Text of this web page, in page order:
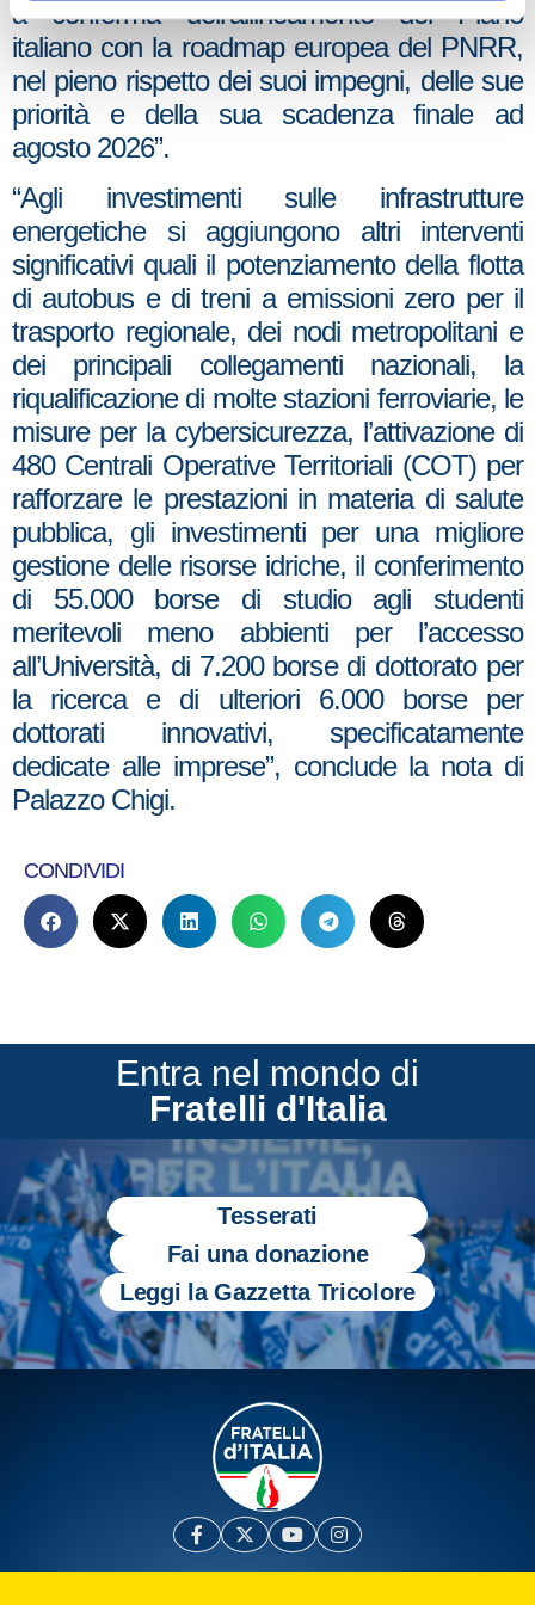
a conferma dell’allineamento del Piano
italiano con la roadmap europea del PNRR,
nel pieno rispetto dei suoi impegni, delle sue
priorità e della sua scadenza finale ad
agosto 2026”.
“Agli investimenti sulle infrastrutture
energetiche si aggiungono altri interventi
significativi quali il potenziamento della flotta
di autobus e di treni a emissioni zero per il
trasporto regionale, dei nodi metropolitani e
dei principali collegamenti nazionali, la
riqualificazione di molte stazioni ferroviarie, le
misure per la cybersicurezza, l’attivazione di
480 Centrali Operative Territoriali (COT) per
rafforzare le prestazioni in materia di salute
pubblica, gli investimenti per una migliore
gestione delle risorse idriche, il conferimento
di 55.000 borse di studio agli studenti
meritevoli meno abbienti per l’accesso
all’Università, di 7.200 borse di dottorato per
la ricerca e di ulteriori 6.000 borse per
dottorati innovativi, specificatamente
dedicate alle imprese”, conclude la nota di
Palazzo Chigi.
CONDIVIDI
Entra nel mondo di
Fratelli d'Italia
Tesserati
Fai una donazione
Leggi la Gazzetta Tricolore